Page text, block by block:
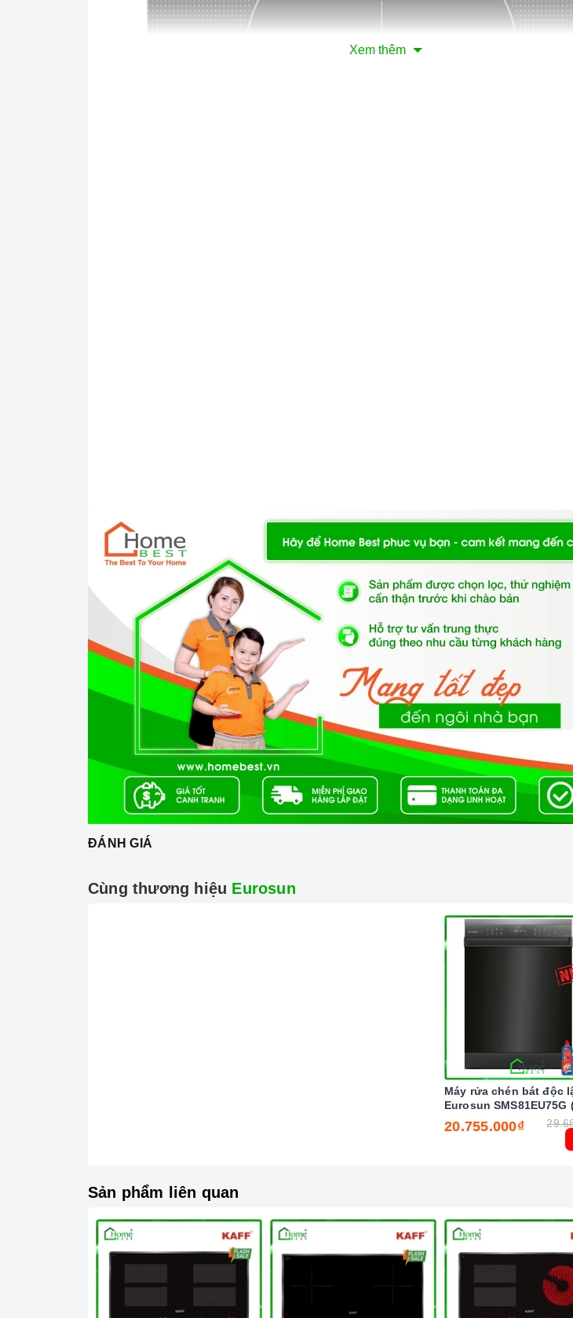
Thiết kế, chất liệu
Bếp từđược thiết kế với màu đen chủ đạo và vát 2 cạnh giúp bảo vệ mặt
được thiết kế lắp đặtâm cùng hai vùng nấuđem đến sự tiện lợi và sang
của bạn.
Bếpđược trang bị mặt kính Euro Ceramicchịu lực và chịu nhiệt tốt, dễ vệ sinh.
=> Xem thêm: phân biệt các loại mặt kính
Công nghệ biến tần Inverter tiết kiệm điện năng
Điều khiển trượt cảm ứng9 mức công suất, giúp bạn có thể dễ dàng tăng giảm
linh hoạt và nhanh chóng.
=> Xem thêm: Các loại bảng điều khiển của bếp từ
Tính năng chia sẻ công suất của 2 vùng nấu tối đa 3500W
Xem thêm
ĐÁNH GIÁ
Cùng thương hiệu Eurosun
Máy rửa chén bát độc
Eurosun SMS81EU75G
BLACK ) Serial 7
20.755.000₫
Sản phẩm liên quan